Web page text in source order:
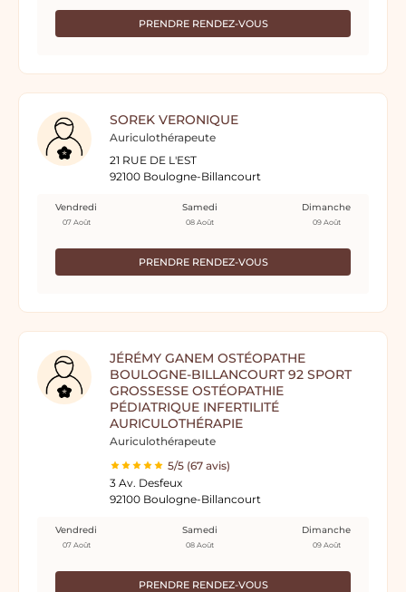
PRENDRE RENDEZ-VOUS
SOREK VERONIQUE
Auriculothérapeute
21 RUE DE L'EST
92100 Boulogne-Billancourt
PRENDRE RENDEZ-VOUS
Vendredi
07 Août
Samedi
08 Août
Dimanche
09 Août
JÉRÉMY GANEM OSTÉOPATHE
BOULOGNE-BILLANCOURT 92 SPORT
GROSSESSE OSTÉOPATHIE
PÉDIATRIQUE INFERTILITÉ
AURICULOTHÉRAPIE
Auriculothérapeute
5/5 (67 avis)
3 Av. Desfeux
92100 Boulogne-Billancourt
PRENDRE RENDEZ-VOUS
Vendredi
07 Août
Samedi
08 Août
Dimanche
09 Août